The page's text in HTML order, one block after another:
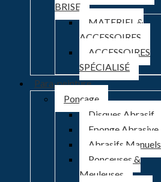
BRISE
MATERIEL &
ACCESSOIRES
ACCESSOIRES
SPÉCIALISÉ
Para-peinture
Ponçage
Disques Abrasif
Eponge Abrasive
Abrasifs Manuels
Ponceuses &
Meuleuses